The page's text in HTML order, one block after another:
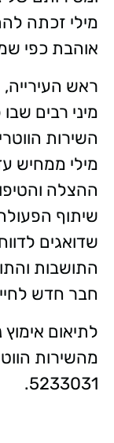
מילי זכתה
אוהבת כפי
ראש
מיני רבים
השירות
מילי ממחיש
ההצלה
שיתוף
שדואגים
התושבות
חבר חדש
לתיאום
5233031.